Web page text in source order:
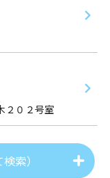
２０２号室
索）